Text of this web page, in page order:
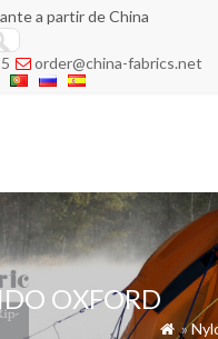
a partir de China
 order@china-fabrics.net
OXFORD
 »